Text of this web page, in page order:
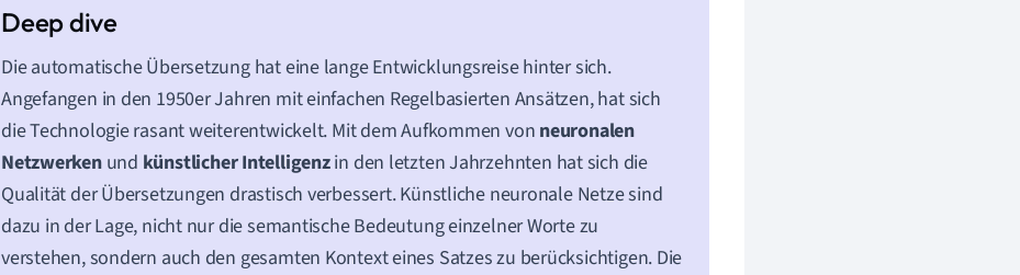
Die automatische Übersetzung hat eine lange Entwicklungsreise hinter sich.
Angefangen in den 1950er Jahren mit einfachen Regelbasierten Ansätzen, hat sich
die Technologie rasant weiterentwickelt. Mit dem Aufkommen von neuronalen
Netzwerkenund künstlicher Intelligenzin den letzten Jahrzehnten hat sich die
Qualität der Übersetzungen drastisch verbessert. Künstliche neuronale Netze sind
dazu in der Lage, nicht nur die semantische Bedeutung einzelner Worte zu
verstehen, sondern auch den gesamten Kontext eines Satzes zu berücksichtigen. Die